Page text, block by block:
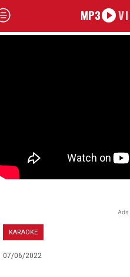
MP3
Ads
KARAOKE
07/06/2022